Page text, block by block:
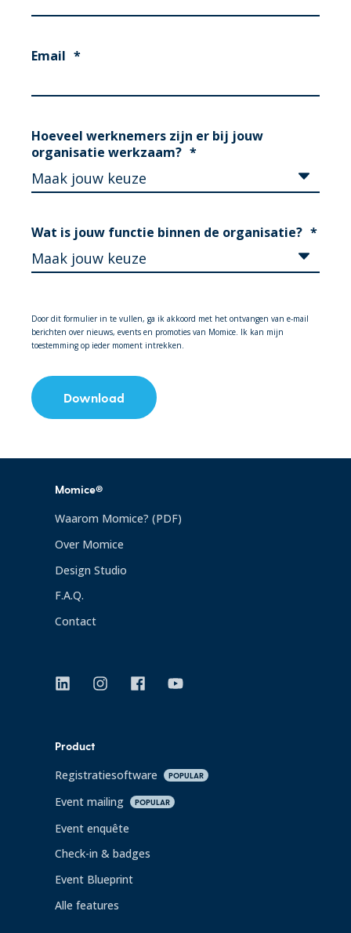
Email *
Hoeveel werknemers zijn er bij jouw
organisatie werkzaam? *
Wat is jouw functie binnen de organisatie? *
Door dit formulier in te vullen, ga ik akkoord met het ontvangen van e-mail
berichten over nieuws, events en promoties van Momice. Ik kan mijn
toestemming op ieder moment intrekken.
Momice®
Waarom Momice? (PDF)
Over Momice
Design Studio
F.A.Q.
Contact
Product
Registratiesoftware POPULAR
Event mailing POPULAR
Event enquête
Check-in & badges
Event Blueprint
Alle features